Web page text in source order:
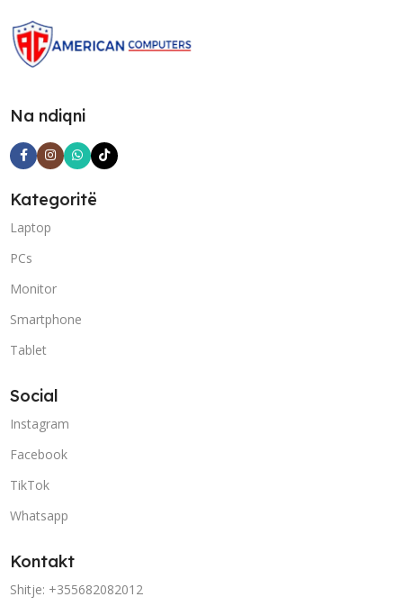
Na ndiqni
Kategoritë
Laptop
PCs
Monitor
Smartphone
Tablet
Social
Instagram
Facebook
TikTok
Whatsapp
Kontakt
Shitje: +355682082012